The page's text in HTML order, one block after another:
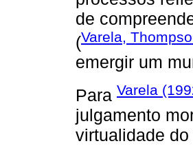
de
(Varela,
emergir um
Para Varela
julgamento
virtualidade do